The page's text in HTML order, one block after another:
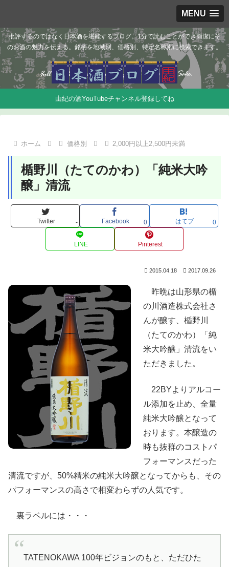
MENU
批評するのではなく日本酒を堪能するブログ。1分で読むことができ簡潔にそ
のお酒の魅力を伝える。銘柄を地域別、価格別、特定名称別に検索できます。
由紀の酒YouTubeチャンネル登録してね
ホーム 価格別 2,000円以上2,500円未満
楯野川（たてのかわ）「純米大吟
醸」清流
Twitter - Facebook 0 はてブ 0
LINE Pinterest
2015.04.18 2017.09.26
昨晩は山形県の楯
の川酒造株式会社さ
んが醸す、楯野川
（たてのかわ）「純
米大吟醸」清流をい
ただきました。
22BYよりアルコー
ル添加を止め、全量
純米大吟醸となって
おります。本醸造の
時も抜群のコストパ
フォーマンスだった
清流ですが、50%精米の純米大吟醸となってからも、その
パフォーマンスの高さで相変わらずの人気です。
裏ラベルには・・・
TATENOKAWA 100年ビジョンのもと、ただひた